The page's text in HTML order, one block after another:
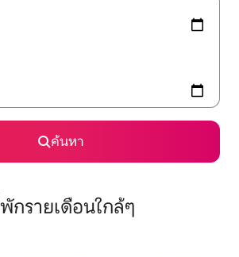
ค้นหา
กรายเดือนใกล้ๆ